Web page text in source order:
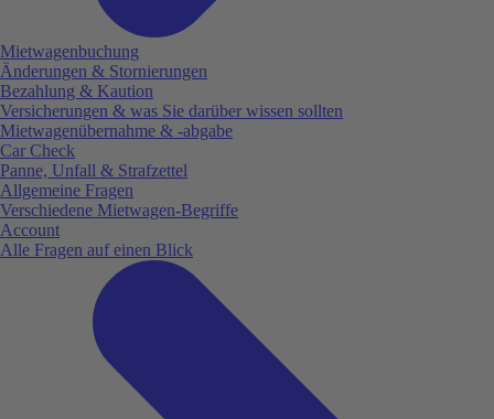
Mietwagenbuchung
Änderungen & Stornierungen
Bezahlung & Kaution
Versicherungen & was Sie darüber wissen sollten
Mietwagenübernahme & -abgabe
Car Check
Panne, Unfall & Strafzettel
Allgemeine Fragen
Verschiedene Mietwagen-Begriffe
Account
Alle Fragen auf einen Blick